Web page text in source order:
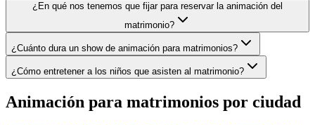
¿En qué nos tenemos que fijar para reservar la animación del
matrimonio?
¿Cuánto dura un show de animación para matrimonios?
¿Cómo entretener a los niños que asisten al matrimonio?
Animación para matrimonios por ciudad